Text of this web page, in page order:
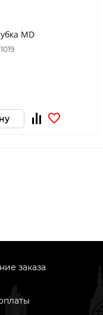
MD
заказа